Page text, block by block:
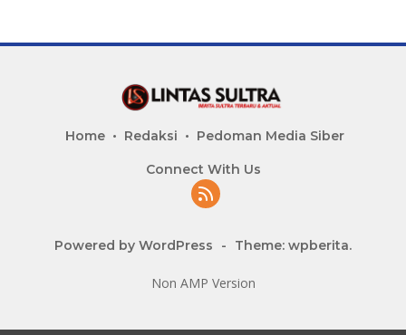
Home Redaksi Pedoman Media Siber
Connect With Us
Powered by WordPress - Theme: wpberita.
Non AMP Version